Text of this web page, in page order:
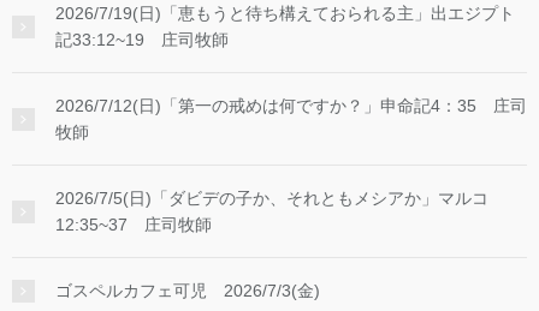
2026/7/19(日)「恵もうと待ち構えておられる主」出エジプト
記33:12~19 庄司牧師
2026/7/12(日)「第一の戒めは何ですか？」申命記4：35 庄司
牧師
2026/7/5(日)「ダビデの子か、それともメシアか」マルコ
12:35~37 庄司牧師
ゴスペルカフェ可児 2026/7/3(金)